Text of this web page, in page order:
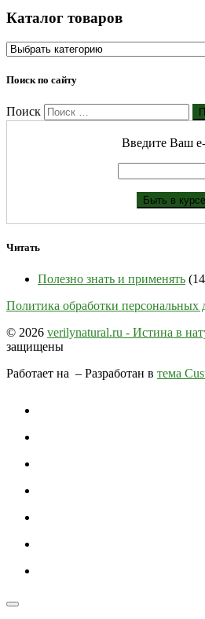
Каталог товаров
Поиск по сайту
Поиск
Введите Ваш
Читать
Полезно знать и применять
Политика обработки персональных
© 2026 verilynatural.ru - Истина в
защищены
Работает на – Разработан в тема